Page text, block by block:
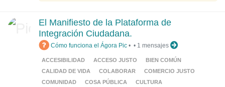
a
i
n
g
.
.
.
El Manifiesto de la Plataforma de
Integración Ciudadana.
Cómo funciona el Ágora Pic •
ACCESIBILIDAD ACCESO JUSTO
BIEN COMÚN
CALIDAD DE VIDA
COLABORAR
COMERCIO JUSTO
COMUNIDAD
COSA PÚBLICA
CULTURA
• 1 mensajes